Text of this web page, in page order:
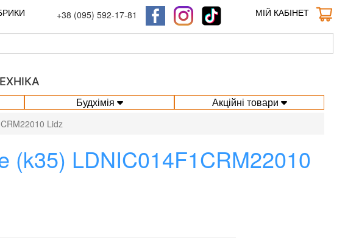
+38 (095) 592-17-81 МІЙ КАБІНЕТ
Будхімія Акційні товари
Lidz
(k35) LDNIC014F1CRM22010